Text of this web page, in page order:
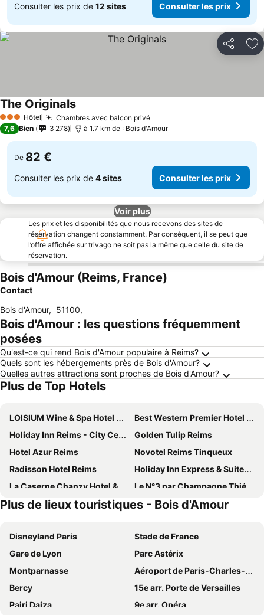
Consulter les prix de 12 sites Consulter les prix
Partager
3 ÉtoilesHôtel Chambres avec balcon privé
The Originals
7,6 Bien 3 278 à 1.7 km de : Bois d'Amour
De 82 €
Consulter les prix de 4 sites Consulter les prix
Voir plus
Les prix et les disponibilités que nous recevons des sites de
réservation changent constamment. Par conséquent, il se peut que
l’offre affichée sur trivago ne soit pas la même que celle du site de
réservation.
Bois d'Amour (Reims, France)
Contact
Bois d'Amour, 51100,
Bois d'Amour : les questions fréquemment
posées
Qu'est-ce qui rend Bois d'Amour populaire à Reims?
Quels sont les hébergements près de Bois d'Amour?
Quelles autres attractions sont proches de Bois d'Amour?
Plus de Top Hotels
LOISIUM Wine & Spa Hotel Champagne
Best Western Premier Hotel de la Paix
Holiday Inn Reims - City Centre By Ihg
Golden Tulip Reims
Hotel Azur Reims
Novotel Reims Tinqueux
Radisson Hotel Reims
Holiday Inn Express & Suites Reims - Rives De Vesle By Ihg
La Caserne Chanzy Hotel & Spa, Autograph Collection
Le N°3 par Champagne Thiénot
Premiere Classe Reims Nord - Bétheny
Continental Hotel
B&B HOTEL Reims Croix Blandin
greet Hotel Reims Tinqueux
Logis Hôtel Au Tambour
ibis budget Reims Thillois
Mercure Reims Parc des Expositions
ibis budget Reims Parc Des Expositions
B&B HOTEL Reims Bezannes
Best Western Hotel Centre Reims
B&B HOTEL Reims Centre Gare
Hôtel Akena Reims Bezannes
Plus de lieux touristiques - Bois d'Amour
Disneyland Paris
Stade de France
Gare de Lyon
Parc Astérix
Montparnasse
Aéroport de Paris-Charles-de-Gaulle
Bercy
15e arr. Porte de Versailles
Pairi Daiza
9e arr. Opéra